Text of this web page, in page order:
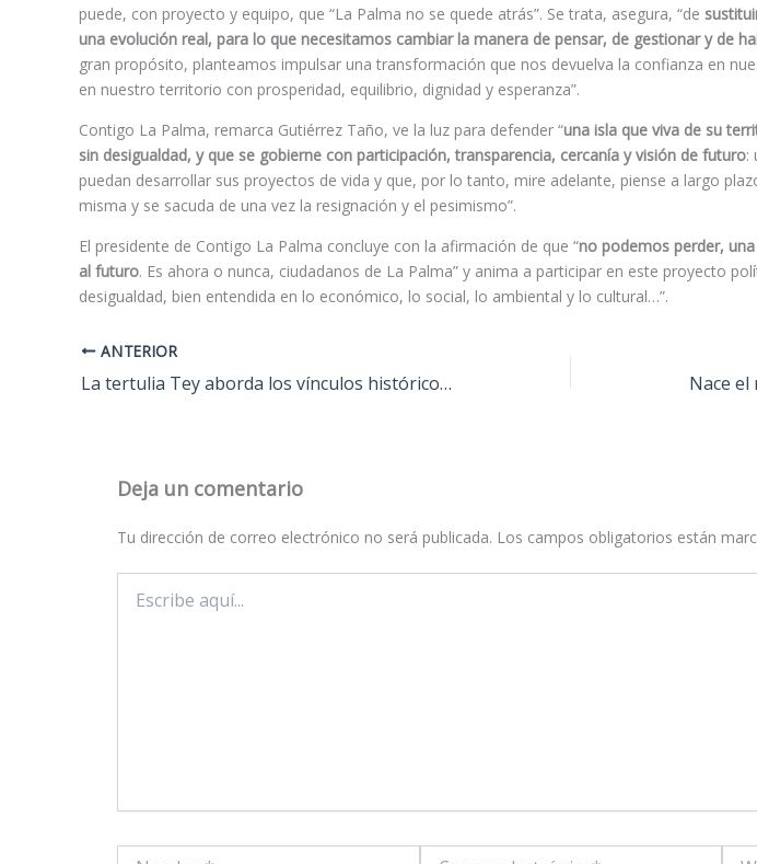
puede, con proyecto y equipo, que “La Palma no se quede atrás”. Se trata, asegura, “de
una evolución real, para lo que necesitamos cambiar la manera de pensar, de gestionar y de
gran propósito, planteamos impulsar una transformación que nos devuelva la confianza en
en nuestro territorio con prosperidad, equilibrio, dignidad y esperanza”.
Contigo La Palma, remarca Gutiérrez Taño, ve la luz para defender “una isla que viva de su
sin desigualdad, y que se gobierne con participación, transparencia, cercanía y visión de futuro:
puedan desarrollar sus proyectos de vida y que, por lo tanto, mire adelante, piense a largo
misma y se sacuda de una vez la resignación y el pesimismo”.
El presidente de Contigo La Palma concluye con la afirmación de que “no podemos perder,
al futuro. Es ahora o nunca, ciudadanos de La Palma” y anima a participar en este proyecto
desigualdad, bien entendida en lo económico, lo social, lo ambiental y lo cultural…”.
ANTERIOR
La tertulia Tey aborda los vínculos históricos entre Irlanda y Santa Cruz de La Palma
Deja un comentario
Tu dirección de correo electrónico no será publicada. Los campos obligatorios están
aquí...